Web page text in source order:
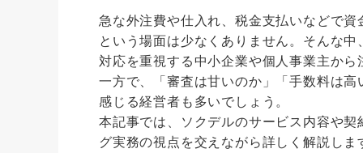
急な外注費や仕入れ、税金支払いなどで
という場面は少なくありません。そんな
対応を重視する中小企業や個人事業主か
一方で、「審査は甘いのか」「手数料は
感じる経営者も多いでしょう。
本記事では、ソクデルのサービス内容や
グ実務の視点を交えながら詳しく解説し